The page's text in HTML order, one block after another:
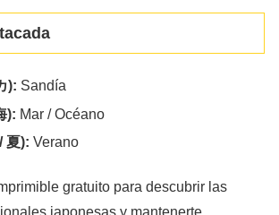
): Sandía
): Mar / Océano
夏): Verano
gratuito para descubrir las